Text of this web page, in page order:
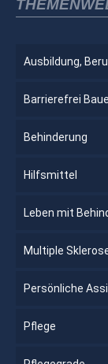
Ausbildung,
Barrierefrei
Behinderung
Hilfsmittel
Leben mit
Multiple
Persönliche
Pflege